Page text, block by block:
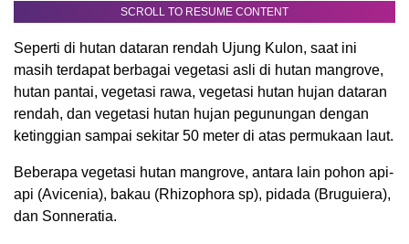
SCROLL TO RESUME CONTENT
Seperti di hutan dataran rendah Ujung Kulon, saat ini
masih terdapat berbagai vegetasi asli di hutan mangrove,
hutan pantai, vegetasi rawa, vegetasi hutan hujan dataran
rendah, dan vegetasi hutan hujan pegunungan dengan
ketinggian sampai sekitar 50 meter di atas permukaan laut.
Beberapa vegetasi hutan mangrove, antara lain pohon api-
api (Avicenia), bakau (Rhizophora sp), pidada (Bruguiera),
dan Sonneratia.